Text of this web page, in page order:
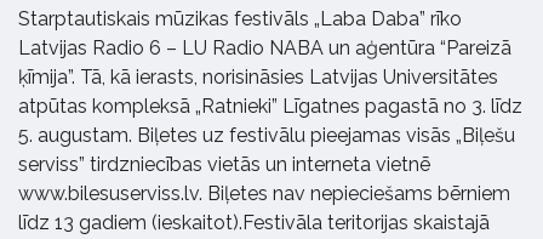
Starptautiskais mūzikas festivāls „Laba Daba” rīko
Latvijas Radio 6 – LU Radio NABA un aģentūra “Pareizā
ķīmija”. Tā, kā ierasts, norisināsies Latvijas Universitātes
atpūtas kompleksā „Ratnieki” Līgatnes pagastā no 3. līdz
5. augustam. Biļetes uz festivālu pieejamas visās „Biļešu
serviss” tirdzniecības vietās un interneta vietnē
www.bilesuserviss.lv. Biļetes nav nepieciešams bērniem
līdz 13 gadiem (ieskaitot).Festivāla teritorijas skaistajā